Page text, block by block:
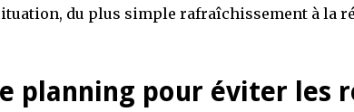
du plus simple rafraîchissement à la
planning pour éviter les